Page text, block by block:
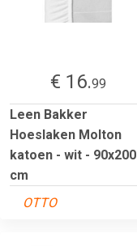
€ 16.99
Leen Bakker
Hoeslaken Molton
katoen - wit - 90x200
cm
OTTO